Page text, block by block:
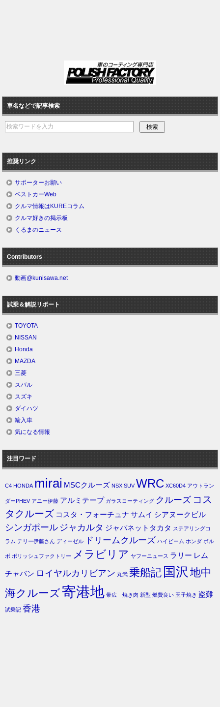
車名などで記事検索
推奨リンク
サポーターお願い
ベストカーWeb
クルマ情報はKUREコラム
クルマ好きの掲示板
くるまのニュース
Contributors
動画@kunisawa.net
試乗＆解説リポート
TOYOTA
NISSAN
Honda
MAZDA
三菱
スバル
スズキ
ダイハツ
輸入車
気になる情報
注目ワード
C4 HONDA mirai MSCクルーズ NSX SUV WRC XC60D4 アウトラン
ダーPHEV アニー伊藤 アルミテープ ガラスコーティング クルーズ コス
タクルーズ コスタ・フォーチュナ サムイ シアヌークビル
シンガポール ジャカルタ ジャパネットタカタ ステアリングコ
ラム テリー伊藤さん ディーゼル ドリームクルーズ ハイビーム ホンダ ボル
ボ ポリッシュファクトリー メラビリア ヤフーニュース ラリー レム
チャバン ロイヤルカリビアン 丸武 乗船記 国沢 地中
海クルーズ寄港地 帯広 焼き肉 新型 燃費良い 玉子焼き 盗難
試乗記 香港